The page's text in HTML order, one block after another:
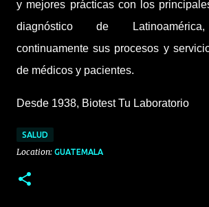
y mejores prácticas con los
diagnóstico de
continuamente sus procesos y
de médicos y pacientes.
Desde 1938, Biotest Tu Laboratorio
SALUD
Location: GUATEMALA